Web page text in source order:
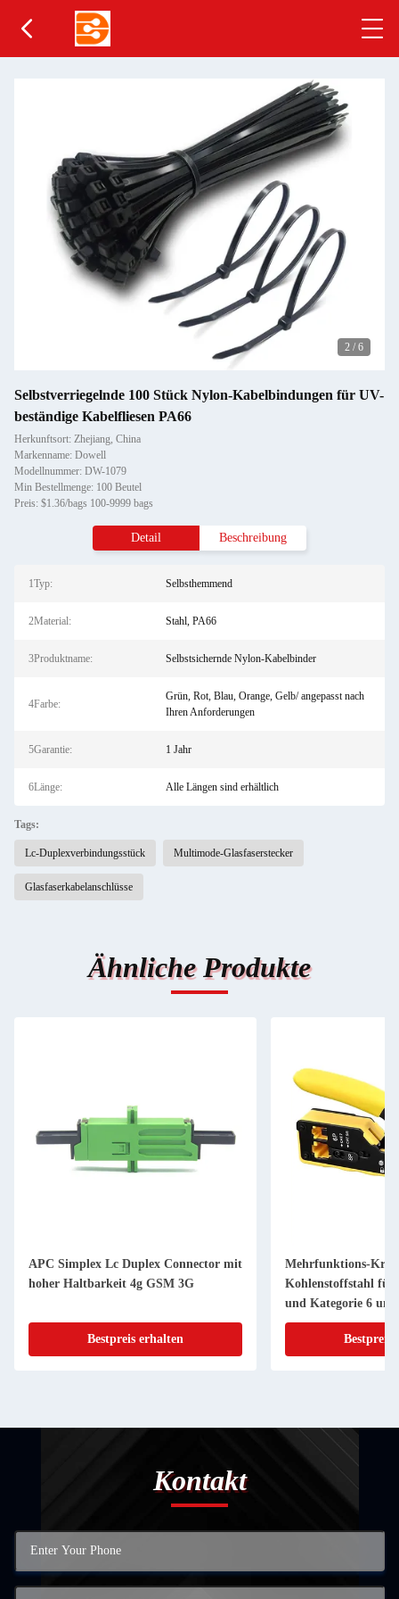
2 / 6
Selbstverriegelnde 100 Stück Nylon-Kabelbindungen für UV-
beständige Kabelfliesen PA66
Herkunftsort: Zhejiang, China
Markenname: Dowell
Modellnummer: DW-1079
Min Bestellmenge: 100 Beutel
Preis: $1.36/bags 100-9999 bags
Detail Beschreibung
1Typ: Selbsthemmend
2Material: Stahl, PA66
3Produktname: Selbstsichernde Nylon-Kabelbinder
4Farbe:
Grün, Rot, Blau, Orange, Gelb/ angepasst nach
Ihren Anforderungen
5Garantie: 1 Jahr
6Länge: Alle Längen sind erhältlich
Tags:
Lc-Duplexverbindungsstück Multimode-Glasfaserstecker
Glasfaserkabelanschlüsse
Ähnliche Produkte
APC Simplex Lc Duplex Connector mit
hoher Haltbarkeit 4g GSM 3G
Bestpreis erhalten
Mehrfunktions-
Kohlenstoffstahl für
und Kategorie 6
Netzwerkkabel mit
AnschlüssenBestpreis
Kontakt